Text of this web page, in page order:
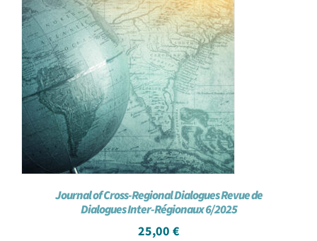
Journal of Cross-Regional Dialogues Revue de
Dialogues Inter-Régionaux 6/2025
25,00 €